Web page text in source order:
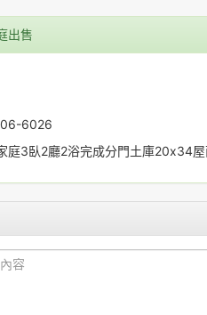
出售
6026
庭3臥2廳2浴完成分門土庫20x34